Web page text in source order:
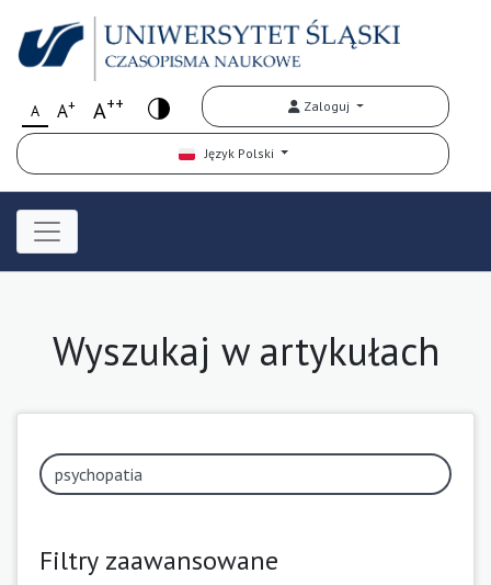
A A+ A++ Zaloguj
Język Polski
Wyszukaj w artykułach
Filtry zaawansowane